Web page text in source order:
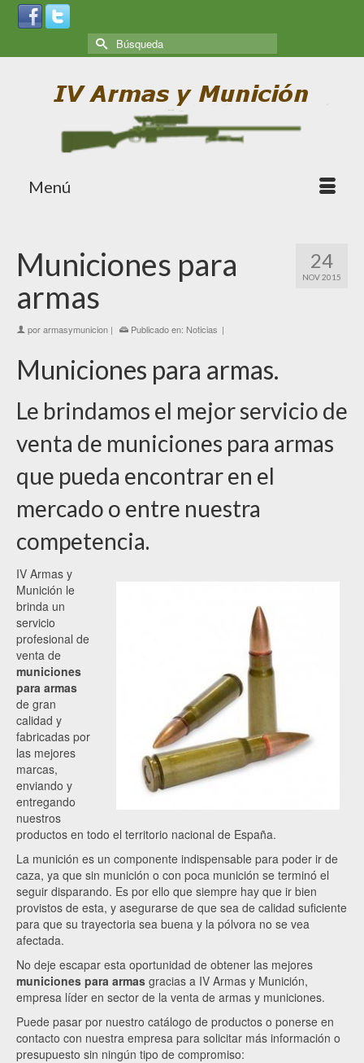
Menú
24
NOV 2015
Municiones para
armas
porarmasymunicion | Publicado en: Noticias |
Municiones para armas.
Le brindamos el mejor servicio de
venta de municiones para armas
que pueda encontrar en el
mercado o entre nuestra
competencia.
IV Armas y
Munición le
brinda un
servicio
profesional de
venta de
municiones
para armas
de gran
calidad y
fabricadas por
las mejores
marcas,
enviando y
entregando
nuestros
productos en todo el territorio nacional de España.
La munición es un componente indispensable para poder ir de
caza, ya que sin munición o con poca munición se terminó el
seguir disparando. Es por ello que siempre hay que ir bien
provistos de esta, y asegurarse de que sea de calidad suficiente
para que su trayectoria sea buena y la pólvora no se vea
afectada.
No deje escapar esta oportunidad de obtener las mejores
municiones para armas gracias a IV Armas y Munición,
empresa líder en sector de la venta de armas y municiones.
Puede pasar por nuestro catálogo de productos o ponerse en
contacto con nuestra empresa para solicitar más información o
presupuesto sin ningún tipo de compromiso: